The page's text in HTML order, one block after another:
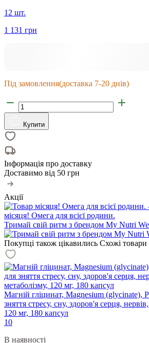
12 шт.
1 131 грн
Під замовлення(доставка 7-20 днів)
Купити
Інформація про доставку
Доставимо від 50 грн
Акції
місяця! Омега для всієї родини.
Тримай свій ритм з брендом My Nutri
Покупці також цікавились Схожі товари
Магній гліцинат, Magnesium (glycinate),
зняття стресу, сну, здоров'я серця,
120 мг, 180 капсул
10
В наявності